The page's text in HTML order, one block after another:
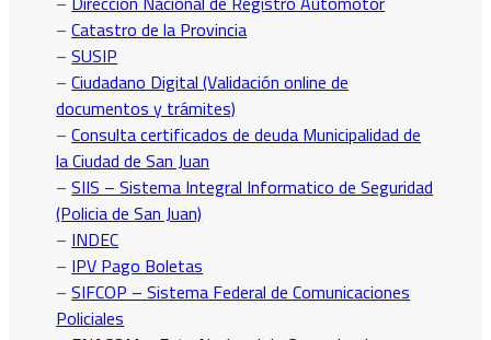
–Catastro de la Provincia
–SUSIP
–Ciudadano Digital (Validación online de
documentos y trámites)
–Consulta certificados de deuda Municipalidad de
la Ciudad de San Juan
–SIIS – Sistema Integral Informatico de Seguridad
(Policia de San Juan)
– INDEC
– IPV Pago Boletas
–SIFCOP – Sistema Federal de Comunicaciones
Policiales